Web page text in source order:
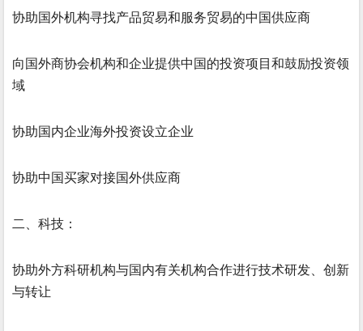
协助国外机构寻找产品贸易和服务贸易的中国供应商
向国外商协会机构和企业提供中国的投资项目和鼓励投资领
域
协助国内企业海外投资设立企业
协助中国买家对接国外供应商
二、科技：
协助外方科研机构与国内有关机构合作进行技术研发、创新
与转让